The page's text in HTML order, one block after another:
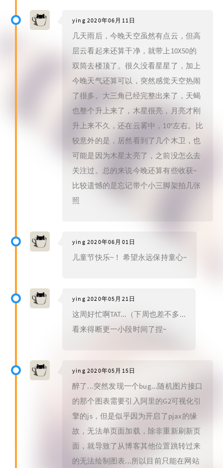
ying 2020年06月11日
几天雨后，今晚天空虽然有点云，但高
层云看起来还算干净，就带上10X50的
双筒去楼顶了。很久没看星星了，加上
今晚天气还算可以，突然感觉天空热闹
了很多。大三角已经完整出来了，天蝎
也整个升上来了，木星很亮，月亮才刚
升上来不久，还在云雾中，10°左右。比
较意外的是，居然看到了几个木卫，也
可能是因为木星太亮了，之前没怎么去
关注过。总的来说今晚还算有些收获~
比较遗憾的是忘记带个小三脚架拍几张
照
ying 2020年06月01日
儿童节快乐~！ 希望永远保持童心~
ying 2020年05月21日
这周好忙啊TAT...（下周也差不多...
看来得断更一小段时间了捏~
ying 2020年05月15日
醉了...突然发现一个bug...随机图片接口
的那个图表需要引入阿里的G2可视化引
擎的js，但是似乎因为开启了pjax的缘
故，无法单页面加载，除非重新刷新页
面，就导致了从博客其他位置跳转过来
的无法绘制图表...所以目前只能在网站